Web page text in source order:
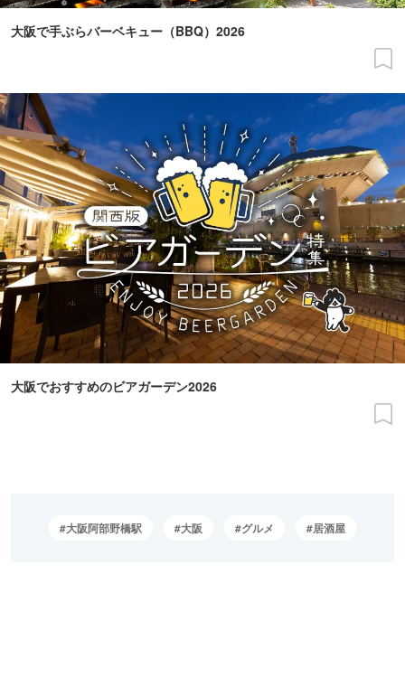
大阪で手ぶらバーベキュー（BBQ）2026
大阪でおすすめのビアガーデン2026
大阪阿部野橋駅 大阪 グルメ 居酒屋